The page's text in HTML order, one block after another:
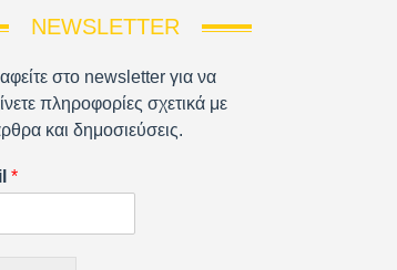
NEWSLETTER
στο newsletter για να
πληροφορίες σχετικά με
και δημοσιεύσεις.
*